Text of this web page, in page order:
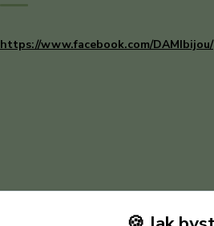
https://www.facebook.com/DAMIbijou/